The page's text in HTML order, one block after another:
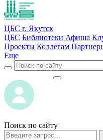
ЦБС г. Якутск
ЦБС Библиотеки Афиша
Проекты Коллегам
Еще
Поиск по сайту